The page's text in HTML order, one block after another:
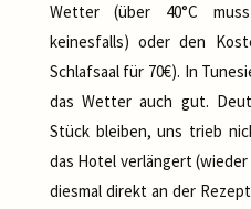
Wetter (über 40°C
keinesfalls) oder den
Schlafsaal für 70€). In
das Wetter auch gut.
Stück bleiben, uns trieb
das Hotel verlängert
diesmal direkt an der